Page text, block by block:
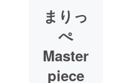
まりっ
ぺ
Master
piece